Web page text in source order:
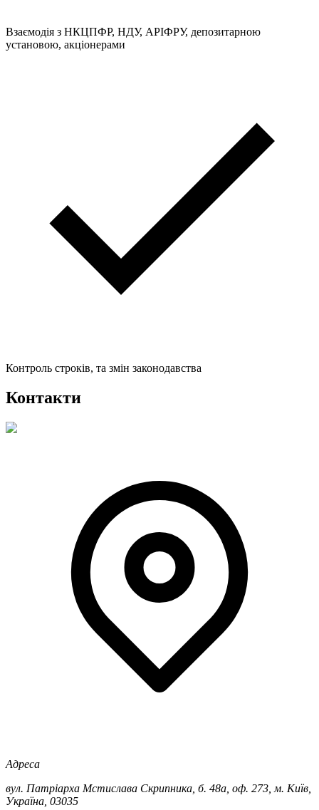
Взаємодія з НКЦПФР, НДУ, АРІФРУ, депозитарною
установою, акціонерами
Контроль строків, та змін законодавства
Контакти
Адреса
вул. Патріарха Мстислава Скрипника, б. 48а, оф. 273, м. Київ,
Україна, 03035